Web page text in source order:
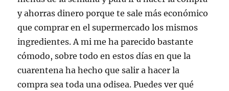
y ahorras dinero porque te sale más económico
que comprar en el supermercado los mismos
ingredientes. A mi me ha parecido bastante
cómodo, sobre todo en estos días en que la
cuarentena ha hecho que salir a hacer la
compra sea toda una odisea. Puedes ver qué